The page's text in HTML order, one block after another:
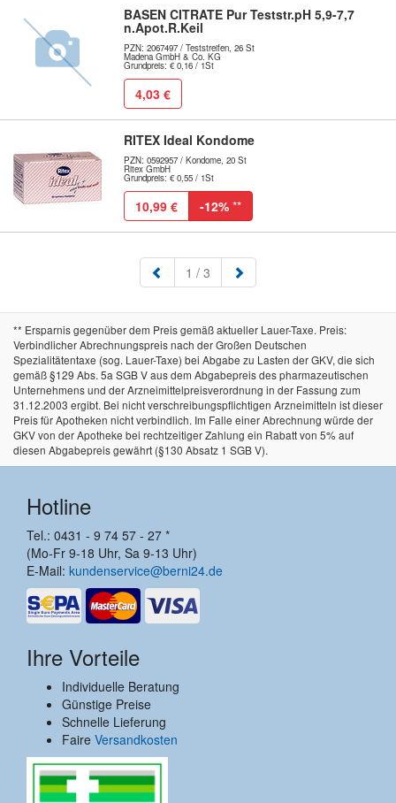
BASEN CITRATE Pur Teststr.pH 5,9-7,7
n.Apot.R.Keil
PZN: 2067497 / Teststreifen, 26 St
Madena GmbH & Co. KG
Grundpreis: € 0,16 / 1St
4,03 €
RITEX Ideal Kondome
PZN: 0592957 / Kondome, 20 St
Ritex GmbH
Grundpreis: € 0,55 / 1St
10,99 € -12% **
1 (aktuell)
/ 3
** Ersparnis gegenüber dem Preis gemäß aktueller Lauer-Taxe. Preis:
Verbindlicher Abrechnungspreis nach der Großen Deutschen
Spezialitätentaxe (sog. Lauer-Taxe) bei Abgabe zu Lasten der GKV, die sich
gemäß §129 Abs. 5a SGB V aus dem Abgabepreis des pharmazeutischen
Unternehmens und der Arzneimittelpreisverordnung in der Fassung zum
31.12.2003 ergibt. Bei nicht verschreibungspflichtigen Arzneimitteln ist dieser
Preis für Apotheken nicht verbindlich. Im Falle einer Abrechnung würde der
GKV von der Apotheke bei rechtzeitiger Zahlung ein Rabatt von 5% auf
diesen Abgabepreis gewährt (§130 Absatz 1 SGB V).
Hotline
Tel.: 0431 - 9 74 57 - 27 *
(Mo-Fr 9-18 Uhr, Sa 9-13 Uhr)
E-Mail: kundenservice@berni24.de
Ihre Vorteile
Individuelle Beratung
Günstige Preise
Schnelle Lieferung
Faire Versandkosten